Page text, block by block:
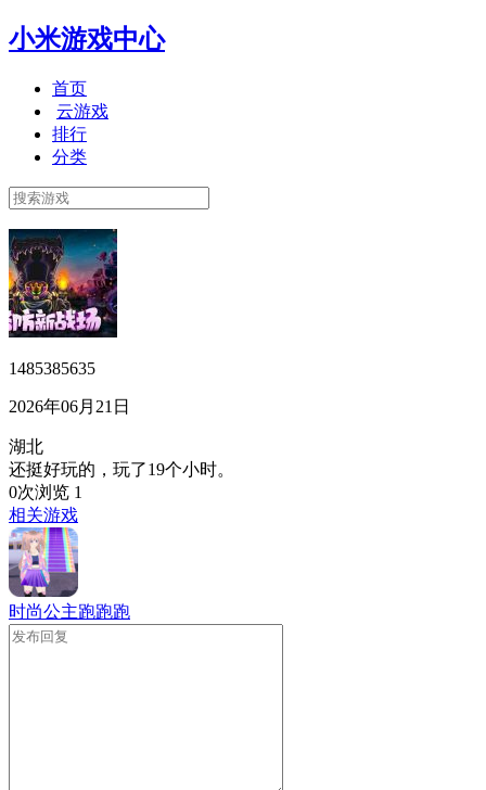
小米游戏中心
首页
云游戏
排行
分类
1485385635
2026年06月21日
湖北
还挺好玩的，玩了19个小时。
0次浏览 1
相关游戏
时尚公主跑跑跑